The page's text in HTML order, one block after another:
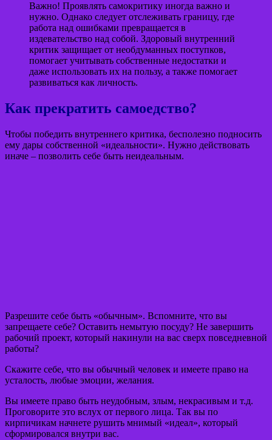
Важно! Проявлять самокритику иногда важно и
нужно. Однако следует отслеживать границу, где
работа над ошибками превращается в
издевательство над собой. Здоровый внутренний
критик защищает от необдуманных поступков,
помогает учитывать собственные недостатки и
даже использовать их на пользу, а также помогает
развиваться как личность.
Как прекратить самоедство?
Чтобы победить внутреннего критика, бесполезно подносить
ему дары собственной «идеальности». Нужно действовать
иначе – позволить себе быть неидеальным.
Разрешите себе быть «обычным». Вспомните, что вы
запрещаете себе? Оставить немытую посуду? Не завершить
рабочий проект, который накинули на вас сверх повседневной
работы?
Скажите себе, что вы обычный человек и имеете право на
усталость, любые эмоции, желания.
Вы имеете право быть неудобным, злым, некрасивым и т.д.
Проговорите это вслух от первого лица. Так вы по
кирпичикам начнете рушить мнимый «идеал», который
сформировался внутри вас.